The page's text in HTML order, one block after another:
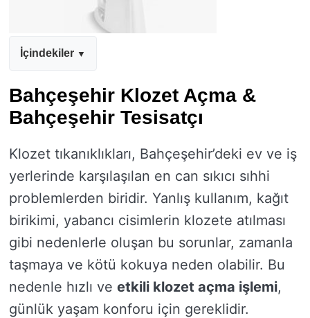
İçindekiler
Bahçeşehir Klozet Açma &
Bahçeşehir Tesisatçı
Klozet tıkanıklıkları, Bahçeşehir’deki ev ve iş
yerlerinde karşılaşılan en can sıkıcı sıhhi
problemlerden biridir. Yanlış kullanım, kağıt
birikimi, yabancı cisimlerin klozete atılması
gibi nedenlerle oluşan bu sorunlar, zamanla
taşmaya ve kötü kokuya neden olabilir. Bu
nedenle hızlı ve etkili klozet açma işlemi,
günlük yaşam konforu için gereklidir.